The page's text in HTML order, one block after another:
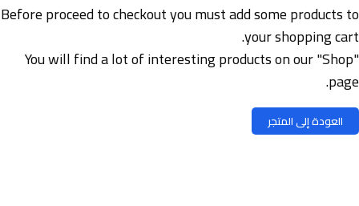
Before proceed to checkout you must add some products to
your shopping cart.
You will find a lot of interesting products on our "Shop"
page.
العودة إلى المتجر